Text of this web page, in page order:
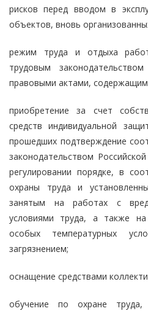
рисков перед вводом в
объектов, вновь
режим труда и отдыха
трудовым
правовыми актами,
приобретение за счет
средств индивидуальной
прошедших подтверждение
законодательством
регулировании порядке, в
охраны труда и
занятым на работах с
условиями труда, а также
особых температурных
загрязнением;
оснащение средствами
обучение по охране